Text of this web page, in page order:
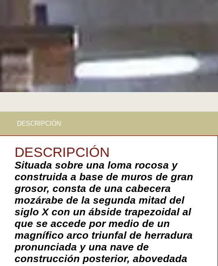
DESCRIPCIÓN
DESCRIPCIÓN
Situada sobre una loma rocosa y
construida a base de muros de gran
grosor, consta de una cabecera
mozárabe de la segunda mitad del
siglo X con un ábside trapezoidal al
que se accede por medio de un
magnífico arco triunfal de herradura
pronunciada y una nave de
construcción posterior, abovedada